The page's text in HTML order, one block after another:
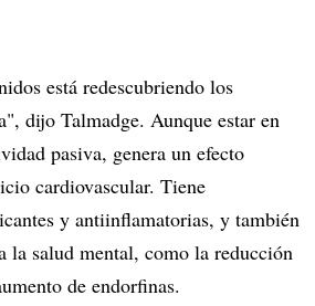
está redescubriendo los
dijo Talmadge. Aunque estar en
pasiva, genera un efecto
cardiovascular. Tiene
y antiinflamatorias, y también
la salud mental, como la reducción
de endorfinas.